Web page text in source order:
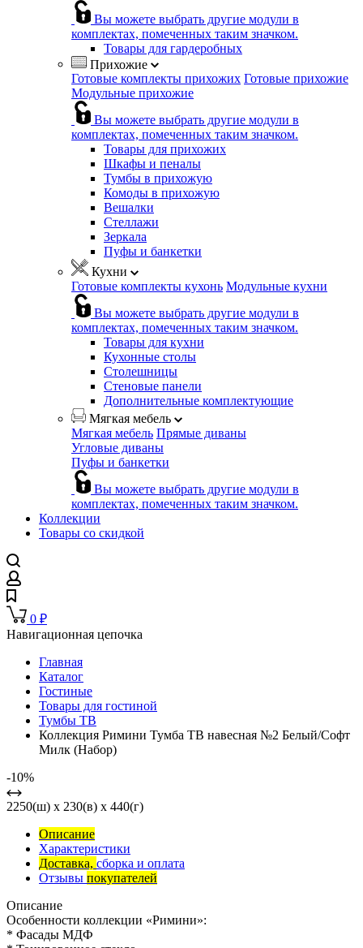
Вы можете выбрать другие модули в
комплектах, помеченных таким значком.
Товары для гардеробных
Прихожие
Готовые комплекты прихожих Готовые прихожие
Модульные прихожие
Вы можете выбрать другие модули в
комплектах, помеченных таким значком.
Товары для прихожих
Шкафы и пеналы
Тумбы в прихожую
Комоды в прихожую
Вешалки
Стеллажи
Зеркала
Пуфы и банкетки
Кухни
Готовые комплекты кухонь Модульные кухни
Вы можете выбрать другие модули в
комплектах, помеченных таким значком.
Товары для кухни
Кухонные столы
Столешницы
Стеновые панели
Дополнительные комплектующие
Мягкая мебель
Мягкая мебель Прямые диваны
Угловые диваны
Пуфы и банкетки
Вы можете выбрать другие модули в
комплектах, помеченных таким значком.
Коллекции
Товары со скидкой
0 ₽
Навигационная цепочка
Главная
Каталог
Гостиные
Товары для гостиной
Тумбы ТВ
Коллекция Римини Тумба ТВ навесная №2 Белый/Софт
Милк (Набор)
-10%
2250(ш) x 230(в) x 440(г)
Описание
Характеристики
Доставка, сборка и оплата
Отзывы покупателей
Описание
Особенности коллекции «Римини»:
* Фасады МДФ